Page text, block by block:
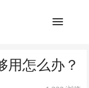
怎么办？